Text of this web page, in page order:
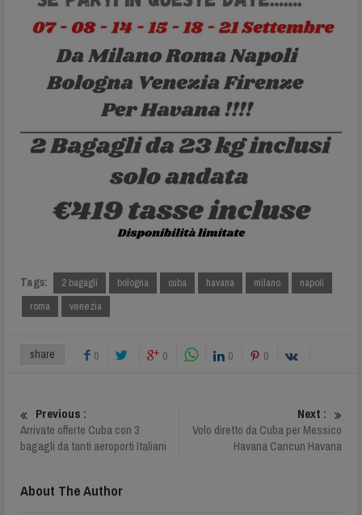
Tags: 2 bagagli bologna cuba havana milano
napoli
roma
venezia
share 0 0 0 0
Previous :
Arrivate offerte Cuba con 3
bagagli da tanti aeroporti Italiani
Next :
Volo diretto da Cuba per Messico
Havana Cancun Havana
About The Author